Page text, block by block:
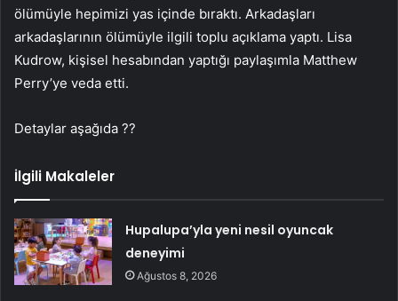
ölümüyle hepimizi yas içinde bıraktı. Arkadaşları
arkadaşlarının ölümüyle ilgili toplu açıklama yaptı. Lisa
Kudrow, kişisel hesabından yaptığı paylaşımla Matthew
Perry’ye veda etti.
Detaylar aşağıda ??
İlgili Makaleler
Hupalupa’yla yeni nesil oyuncak
deneyimi
Ağustos 8, 2026